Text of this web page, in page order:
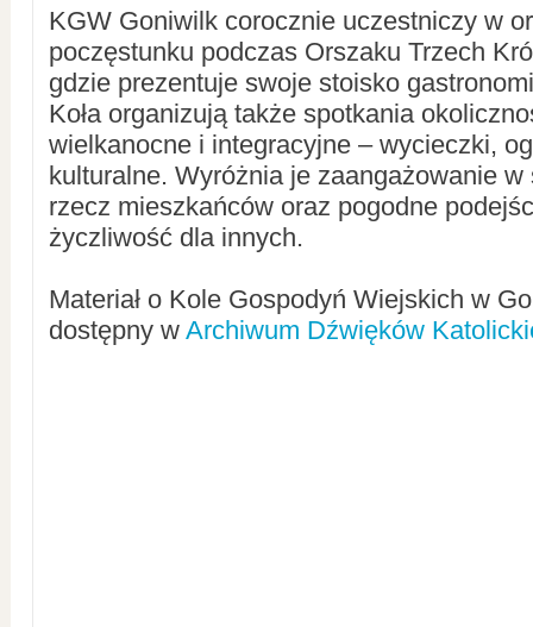
KGW Goniwilk corocznie uczestniczy w
poczęstunku podczas Orszaku Trzech
gdzie prezentuje swoje stoisko
Koła organizują także spotkania
wielkanocne i integracyjne – wycieczki,
kulturalne. Wyróżnia je zaangażowanie w
rzecz mieszkańców oraz pogodne
życzliwość dla innych.
Materiał o Kole Gospodyń Wiejskich w
dostępny w Archiwum Dźwięków